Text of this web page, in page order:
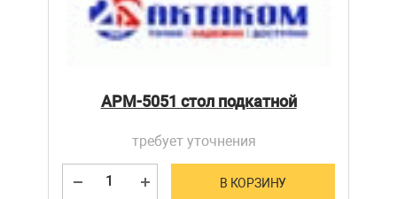
АРМ-5051 стол подкатной
требует уточнения
В КОРЗИНУ